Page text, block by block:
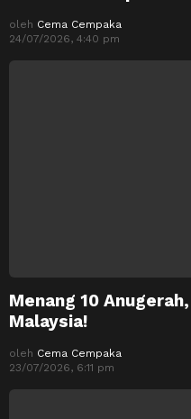
oleh Cema Cempaka
24/07/2026, 4:40 pm
Menang 10
Malaysia!
oleh Cema Cempaka
23/07/2026, 6:11 pm